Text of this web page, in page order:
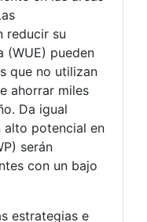
reducir su
(WUE) pueden
que no utilizan
ahorrar miles
Da igual
alto potencial en
serán
con un bajo
estrategias e